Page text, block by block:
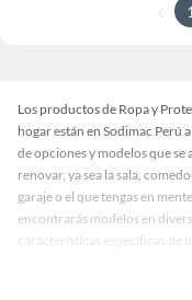
1
Los productos de Ropa y
hogar están en Sodimac Perú
de opciones y modelos que se
renovar, ya sea la sala,
garaje o el que tengas en
encontrarás modelos en
características específicas de
mejores marcas de calidad y